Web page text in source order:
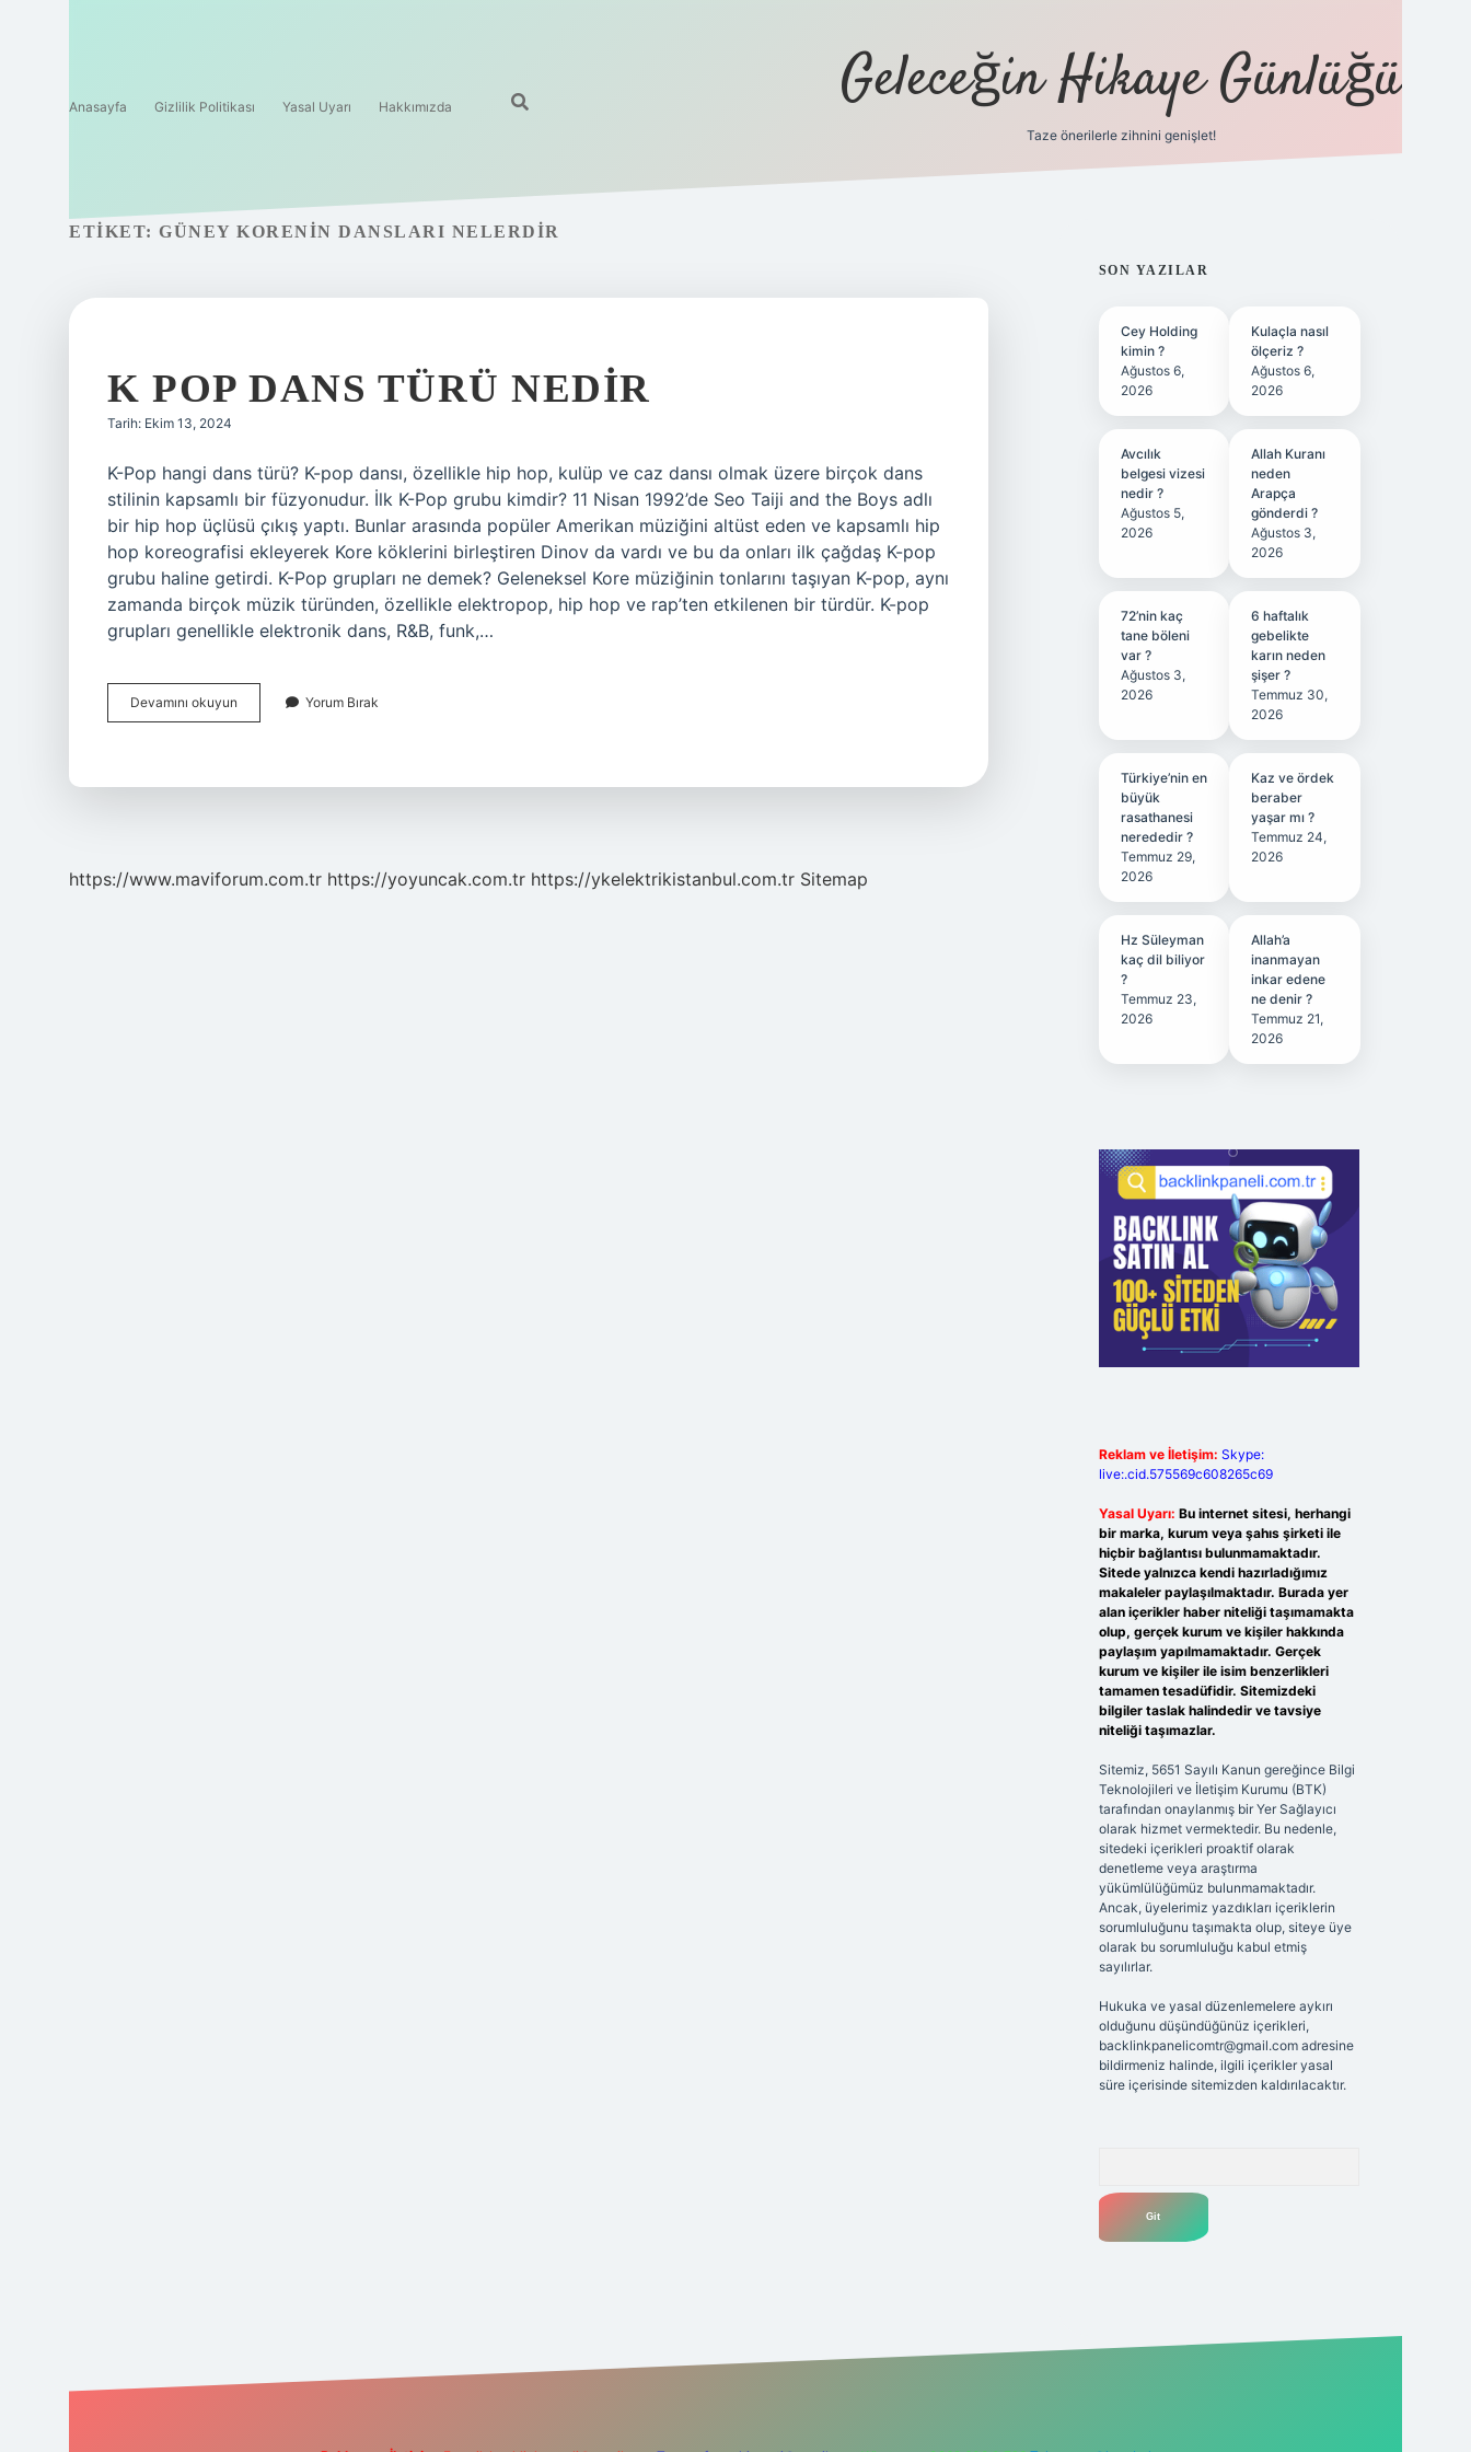
Anasayfa Gizlilik Politikası Yasal Uyarı Hakkımızda Geleceğin Hikaye Günlüğü
Taze önerilerle zihnini genişlet!
ETIKET: GÜNEY KORENIN DANSLARI NELERDIR
K POP DANS TÜRÜ NEDIR
Tarih: Ekim 13, 2024
K-Pop hangi dans türü? K-pop dansı, özellikle hip hop, kulüp ve caz dansı olmak üzere birçok dans
stilinin kapsamlı bir füzyonudur. İlk K-Pop grubu kimdir? 11 Nisan 1992’de Seo Taiji and the Boys adlı
bir hip hop üçlüsü çıkış yaptı. Bunlar arasında popüler Amerikan müziğini altüst eden ve kapsamlı hip
hop koreografisi ekleyerek Kore köklerini birleştiren Dinov da vardı ve bu da onları ilk çağdaş K-pop
grubu haline getirdi. K-Pop grupları ne demek? Geleneksel Kore müziğinin tonlarını taşıyan K-pop, aynı
zamanda birçok müzik türünden, özellikle elektropop, hip hop ve rap’ten etkilenen bir türdür. K-pop
grupları genellikle elektronik dans, R&B, funk,…
Devamını okuyun
Pop
Yorum Bırak
https://www.maviforum.com.tr https://yoyuncak.com.tr https://ykelektrikistanbul.com.tr Sitemap
SIDEBAR
SON YAZILAR
Cey Holding
kimin ?
Ağustos 6,
2026
Kulaçla nasıl
ölçeriz ?
Ağustos 6,
2026
Avcılık
belgesi vizesi
nedir ?
Ağustos 5,
2026
Allah Kuranı
neden
Arapça
gönderdi ?
Ağustos 3,
2026
72’nin kaç
tane böleni
var ?
Ağustos 3,
2026
6 haftalık
gebelikte
karın neden
şişer ?
Temmuz 30,
2026
Türkiye’nin en
büyük
rasathanesi
nerededir ?
Temmuz 29,
2026
Kaz ve ördek
beraber
yaşar mı ?
Temmuz 24,
2026
Hz Süleyman
kaç dil biliyor
?
Temmuz 23,
2026
Allah’a
inanmayan
inkar edene
ne denir ?
Temmuz 21,
2026
Reklam ve İletişim: Skype:
live:.cid.575569c608265c69
Yasal Uyarı: Bu internet sitesi, herhangi
bir marka, kurum veya şahıs şirketi ile
hiçbir bağlantısı bulunmamaktadır.
Sitede yalnızca kendi hazırladığımız
makaleler paylaşılmaktadır. Burada yer
alan içerikler haber niteliği taşımamakta
olup, gerçek kurum ve kişiler hakkında
paylaşım yapılmamaktadır. Gerçek
kurum ve kişiler ile isim benzerlikleri
tamamen tesadüfidir. Sitemizdeki
bilgiler taslak halindedir ve tavsiye
niteliği taşımazlar.
Sitemiz, 5651 Sayılı Kanun gereğince Bilgi
Teknolojileri ve İletişim Kurumu (BTK)
tarafından onaylanmış bir Yer Sağlayıcı
olarak hizmet vermektedir. Bu nedenle,
sitedeki içerikleri proaktif olarak
denetleme veya araştırma
yükümlülüğümüz bulunmamaktadır.
Ancak, üyelerimiz yazdıkları içeriklerin
sorumluluğunu taşımakta olup, siteye üye
olarak bu sorumluluğu kabul etmiş
sayılırlar.
Hukuka ve yasal düzenlemelere aykırı
olduğunu düşündüğünüz içerikleri,
backlinkpanelicomtr@gmail.comadresine
bildirmeniz halinde, ilgili içerikler yasal
süre içerisinde sitemizden kaldırılacaktır.